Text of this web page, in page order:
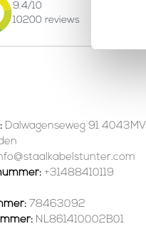
9.4/10
10200 reviews
Dalwagenseweg 91 4043MV
+31488410119
78463092
NL861410002B01